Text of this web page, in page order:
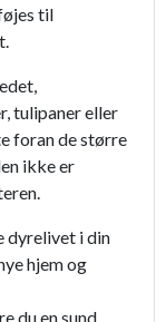
til
tulipaner eller
foran de større
ikke er
dyrelivet i din
hjem og
du en sund,